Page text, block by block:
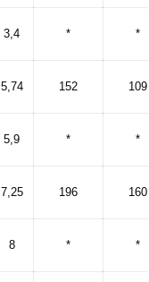
3,4 * *
5,74 152 109
5,9 * *
7,25 196 160
8 * *